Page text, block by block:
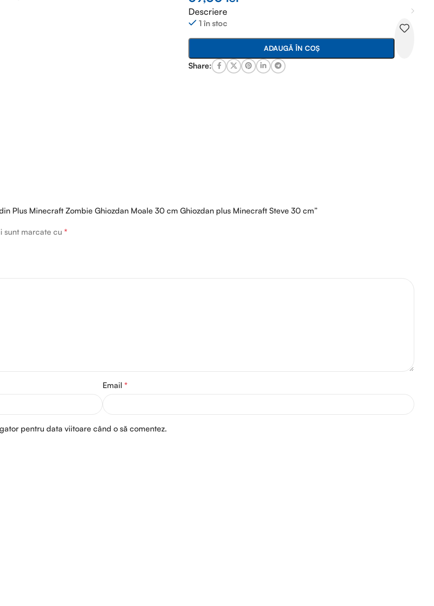
Descriere
1 în stoc
ADAUGĂ ÎN COȘ
Share:
Plus Minecraft Zombie Ghiozdan Moale 30 cm Ghiozdan plus Minecraft Steve 30 cm”
sunt marcate cu *
Email *
pentru data viitoare când o să comentez.